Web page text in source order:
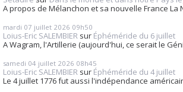
A propos de Mélanchon et sa nouvelle France La
mardi 07 juillet 2026 09h50
Loius-Eric SALEMBIER sur Éphéméride du 6 juillet
A Wagram, l'Artillerie (aujourd'hui, ce serait le
samedi 04 juillet 2026 08h45
Loius-Eric SALEMBIER sur Éphéméride du 4 juillet
Le 4 juillet 1776 fut aussi l'indépendance